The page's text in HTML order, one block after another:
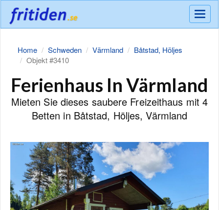
Meny
Home Schweden Värmland
Båtstad, Höljes
Objekt #3410
Ferienhaus In Värmland
Mieten Sie dieses saubere Freizeithaus mit 4
Betten in Båtstad, Höljes, Värmland